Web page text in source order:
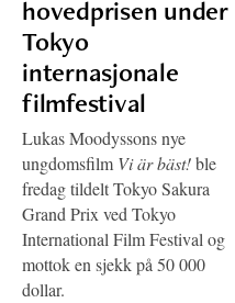
hovedprisen under
Tokyo
internasjonale
filmfestival
Lukas Moodyssons nye
ungdomsfilm Vi är bäst!ble
fredag tildelt Tokyo Sakura
Grand Prix ved Tokyo
International Film Festival og
mottok en sjekk på 50 000
dollar.